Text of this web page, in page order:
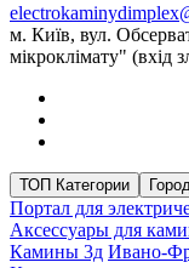
м. Київ, вул.
мікроклімату" (вхід
ТОП Категории
Портал для
Аксессуары для
Камины 3д Ивано-